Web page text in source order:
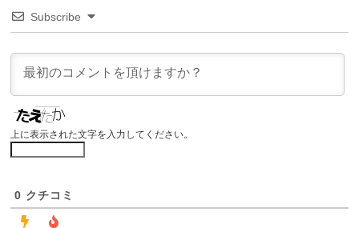
Subscribe
上に表示された文字を入力してください。
0 クチコミ